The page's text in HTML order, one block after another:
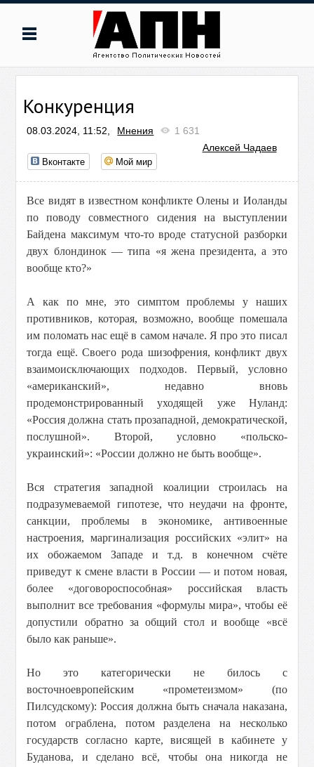
Конкуренция
08.03.2024, 11:52, Мнения
1 631
Алексей Чадаев
Вконтакте Мой мир
Все видят в известном конфликте Олены и Иоланды
по поводу совместного сидения на выступлении
Байдена максимум что-то вроде статусной разборки
двух блондинок — типа «я жена президента, а это
вообще кто?»
А как по мне, это симптом проблемы у наших
противников, которая, возможно, вообще помешала
им поломать нас ещё в самом начале. Я про это писал
тогда ещё. Своего рода шизофрения, конфликт двух
взаимоисключающих подходов. Первый, условно
«американский», недавно вновь
продемонстрированный уходящей уже Нуланд:
«Россия должна стать прозападной, демократической,
послушной». Второй, условно «польско-
украинский»: «России должно не быть вообще».
Вся стратегия западной коалиции строилась на
подразумеваемой гипотезе, что неудачи на фронте,
санкции, проблемы в экономике, антивоенные
настроения, маргинализация российских «элит» на
их обожаемом Западе и т.д. в конечном счёте
приведут к смене власти в России — и потом новая,
более «договороспособная» российская власть
выполнит все требования «формулы мира», чтобы её
допустили обратно за общий стол и вообще «всё
было как раньше».
Но это категорически не билось с
восточноевропейским «прометеизмом» (по
Пилсудскому): Россия должна быть сначала наказана,
потом ограблена, потом разделена на несколько
государств согласно карте, висящей в кабинете у
Буданова, и сделано всё, чтобы она никогда не